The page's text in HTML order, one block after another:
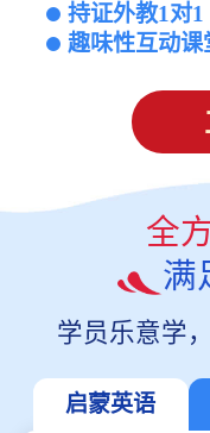
持证外教1对1
趣味性互动课
全
满
学员乐意学
启蒙英语